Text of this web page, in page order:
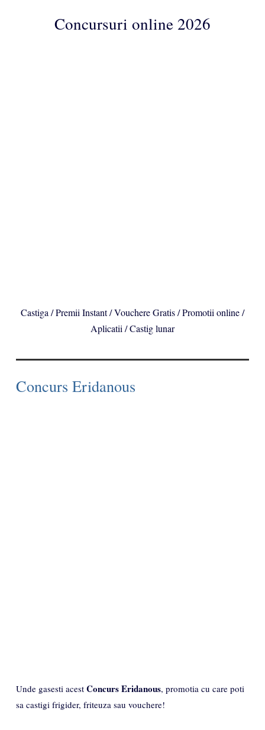
ConcursuriConcursuri online 2026
Castiga / Premii Instant / Vouchere Gratis / Promotii online /
Aplicatii / Castig lunar
Concurs Eridanous
Unde gasesti acest Concurs Eridanous, promotia cu care poti
sa castigi frigider, friteuza sau vouchere!